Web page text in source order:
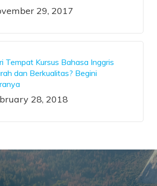
29, 2017
Tempat Kursus Bahasa Inggris
dan Berkualitas? Begini
28, 2018